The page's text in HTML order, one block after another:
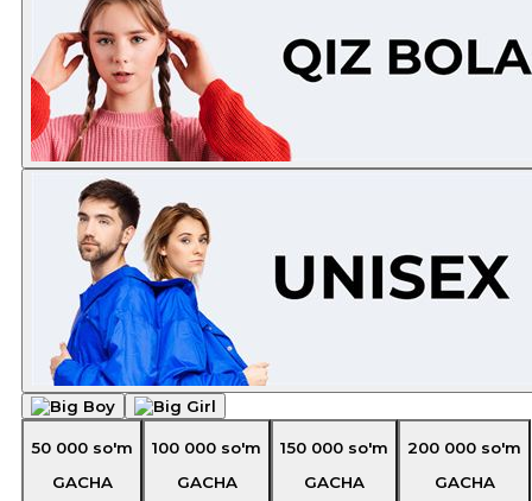
50 000 so'm
GACHA
100 000 so'm
GACHA
150 000 so'm
GACHA
200 000 so'm
GACHA